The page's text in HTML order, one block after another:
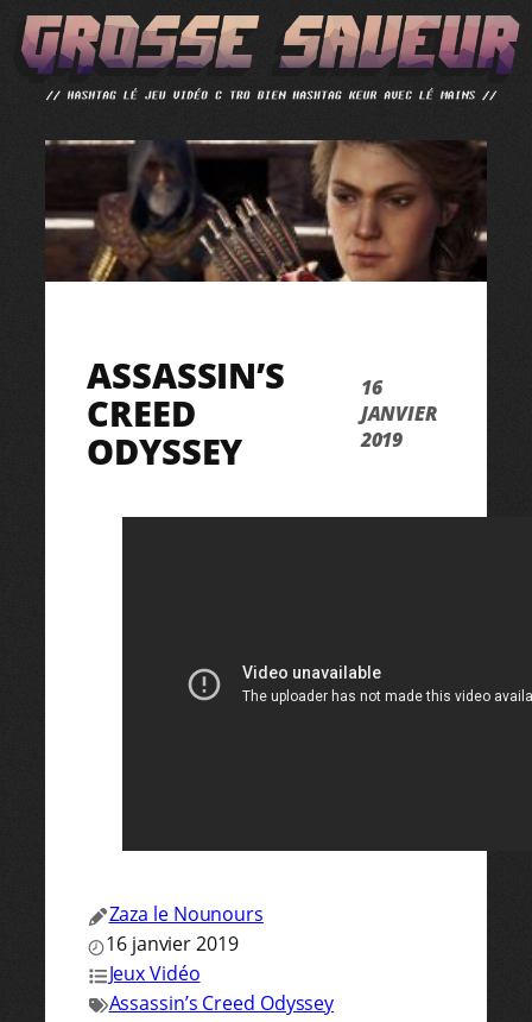
ALLER
AU
CONTENU
ASSASSIN’S
CREED
ODYSSEY
16
JANVIER
2019
Zaza le Nounours
16 janvier 2019
Jeux Vidéo
Assassin’s Creed Odyssey